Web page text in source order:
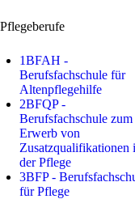
Pflegeberufe
1BFAH -
Berufsfachschule für
Altenpflegehilfe
2BFQP -
Berufsfachschule zum
Erwerb von
Zusatzqualifikationen
der Pflege
3BFP -
für Pflege